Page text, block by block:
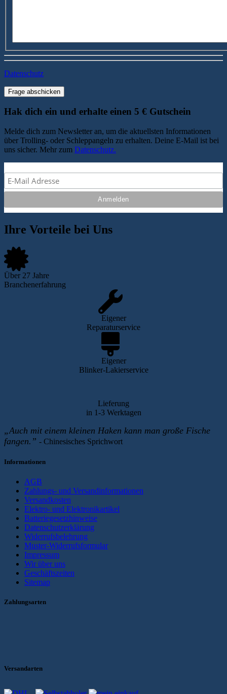
Datenschutz
Frage abschicken
Hak dich ein und erhalte einen 5 € Gutschein
Melde dich zum Newsletter an, um die aktuellsten Informationen
über Trolling- oder Schleppangeln zu erhalten. Deine E-Mail ist bei
uns sicher. Mehr zum Datenschutz.
Ihre Vorteile bei Uns
Über 27 Jahre
Branchenerfahrung
Eigener
Reparaturservice
Eigener
Blinker-Lakierservice
Lieferung
in 1-3 Werktagen
„Auch mit einem kleinen Haken kann man große Fische
fangen.” - Chinesisches Sprichwort
Informationen
AGB
Zahlungs- und Versandinformationen
Versandkosten
Elektro- und Elektronikartikel
Batteriegesetzhinweise
Datenschutzerklärung
Widerrufsbelehrung
Muster-Widerrufsformular
Impressum
Wir über uns
Geschäftszeiten
Sitemap
Zahlungsarten
Versandarten